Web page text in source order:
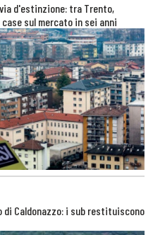
d'estinzione: tra Trento,
case sul mercato in sei anni
di Caldonazzo: i sub restituiscono